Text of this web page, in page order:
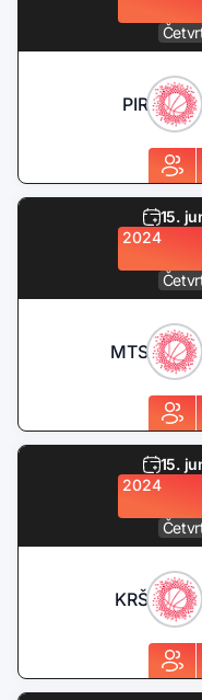
PIR
15.
2024
MTS
15.
2024
KRŠ